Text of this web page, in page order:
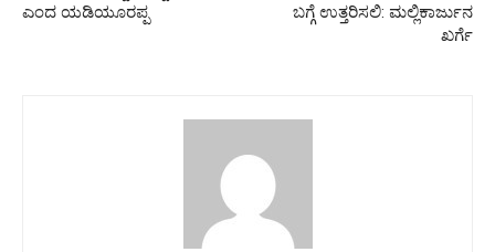
ಎಂದ ಯಡಿಯೂರಪ್ಪ
ಬಗ್ಗೆ ಉತ್ತರಿಸಲಿ: ಮಲ್ಲಿಕಾರ್ಜುನ
ಖರ್ಗೆ